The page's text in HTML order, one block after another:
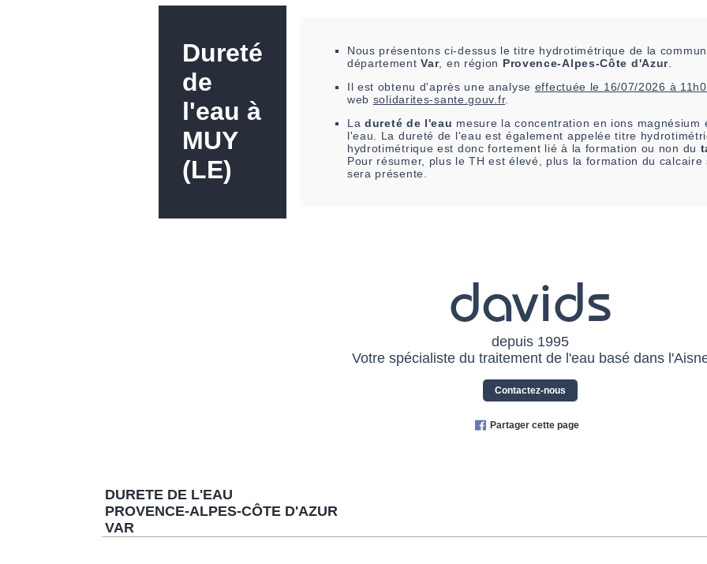
Dureté
de
l'eau à
MUY
(LE)
Nous présentons ci-dessus le titre hydrotimétrique de la
départementVar, en région Provence-Alpes-Côte d'Azur.
Il est obtenu d'après une analyse effectuée le 16/07/2026 à
web solidarites-sante.gouv.fr.
La dureté de l'eau mesure la concentration en ions magnésium
l'eau. La dureté de l'eau est également appelée titre
hydrotimétrique est donc fortement lié à la formation ou non du
Pour résumer, plus le TH est élevé, plus la formation du
sera présente.
davids
depuis 1995
Votre spécialiste du traitement de l'eau basé dans
Contactez-nous
Partager cette page
DURETE DE L'EAU
PROVENCE-ALPES-CÔTE D'AZUR
VAR